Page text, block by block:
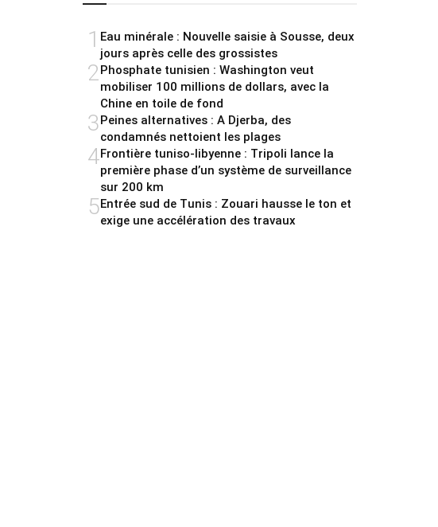
1 Eau minérale : Nouvelle saisie à Sousse, deux
jours après celle des grossistes
2Phosphate tunisien : Washington veut
mobiliser 100 millions de dollars, avec la
Chine en toile de fond
3Peines alternatives : A Djerba, des
condamnés nettoient les plages
4Frontière tuniso-libyenne : Tripoli lance la
première phase d’un système de surveillance
sur 200 km
5Entrée sud de Tunis : Zouari hausse le ton et
exige une accélération des travaux